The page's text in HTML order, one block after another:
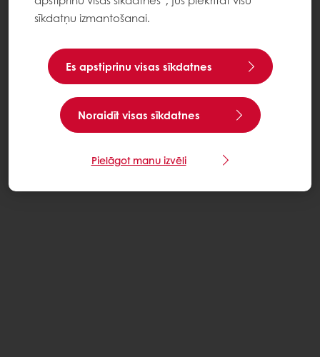
sīkdatņu izmantošanai.
Es apstiprinu visas sīkdatnes
Noraidīt visas sīkdatnes
Pielāgot manu izvēli